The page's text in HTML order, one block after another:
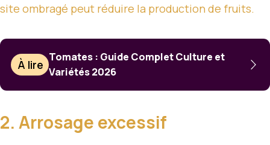
site ombragé peut réduire la production de fruits.
À lire
Tomates : Guide Complet Culture et
Variétés 2026
2. Arrosage excessif